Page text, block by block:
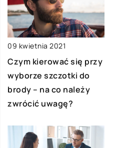
09 kwietnia 2021
Czym kierować się przy
wyborze szczotki do
brody – na co należy
zwrócić uwagę?